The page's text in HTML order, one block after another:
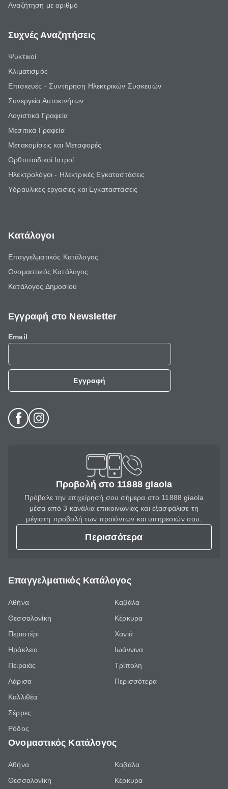
Αναζήτηση με αριθμό
Συχνές Αναζητήσεις
Ψυκτικοί
Κλιματισμός
Επισκευές - Συντήρηση Ηλεκτρικών Συσκευών
Συνεργεία Αυτοκινήτων
Λογιστικά Γραφεία
Μεσιτικά Γραφεία
Μετακομίσεις και Μεταφορές
Ορθοπαιδικοί Ιατροί
Ηλεκτρολόγοι - Ηλεκτρικές Εγκαταστάσεις
Υδραυλικές εργασίες και Εγκαταστάσεις
Κατάλογοι
Επαγγελματικός Κατάλογος
Ονομαστικός Κατάλογος
Κατάλογος Δημοσίου
Εγγραφή στο Newsletter
Email
Εγγραφή
Προβολή στο 11888 giaola
Πρόβαλε την επιχείρησή σου σήμερα στο 11888 giaola
μέσα από 3 κανάλια επικοινωνίας και εξασφάλισε τη
μέγιστη προβολή των προϊόντων και υπηρεσιών σου.
Περισσότερα
Επαγγελματικός Κατάλογος
Αθήνα
Θεσσαλονίκη
Περιστέρι
Ηράκλειο
Πειραιάς
Λάρισα
Καλλιθέα
Σέρρες
Ρόδος
Καβάλα
Κέρκυρα
Χανιά
Ιωάννινα
Τρίπολη
Περισσότερα
Ονομαστικός Κατάλογος
Αθήνα
Θεσσαλονίκη
Καβάλα
Κέρκυρα